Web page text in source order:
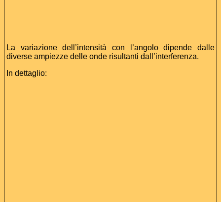
La variazione dell’intensità con l’angolo dipende dalle
diverse ampiezze delle onde risultanti dall’interferenza.
In dettaglio: